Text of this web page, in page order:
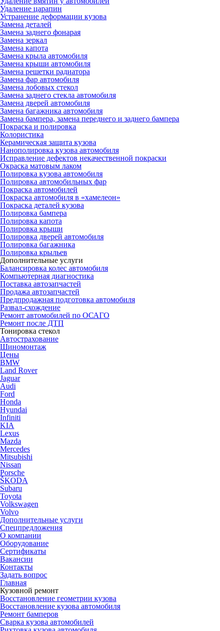
Удаление царапин
Устранение деформации кузова
Замена деталей
Замена заднего фонарая
Замена зеркал
Замена капота
Замена крыла автомобиля
Замена крыши автомобиля
Замена решетки радиатора
Замена фар автомобиля
Замена лобовых стекол
Замена заднего стекла автомобиля
Замена дверей автомобиля
Замена багажника автомобиля
Замена бампера, замена переднего и заднего бампера
Покраска и полировка
Колористика
Керамическая защита кузова
Нанополировка кузова автомобиля
Исправление дефектов некачественной покраски
Окраска матовым лаком
Полировка кузова автомобиля
Полировка автомобильных фар
Покраска автомобилей
Покраска автомобиля в «хамелеон»
Покраска деталей кузова
Полировка бампера
Полировка капота
Полировка крыши
Полировка дверей автомобиля
Полировка багажника
Полировка крыльев
Дополнительные услуги
Балансировка колес автомобиля
Компьютерная диагностика
Поставка автозапчастей
Продажа автозапчастей
Предпродажная подготовка автомобиля
Развал-схождение
Ремонт автомобилей по ОСАГО
Ремонт после ДТП
Тонировка стекол
Автострахование
Шиномонтаж
Цены
BMW
Land Rover
Jaguar
Audi
Ford
Honda
Hyundai
Infiniti
KIA
Lexus
Mazda
Mercedes
Mitsubishi
Nissan
Porsche
ŠKODA
Subaru
Toyota
Volkswagen
Volvo
Дополнительные услуги
Спецпредложения
О компании
Оборудование
Сертификаты
Вакансии
Контакты
Задать вопрос
Главная
Кузовной ремонт
Восстановление геометрии кузова
Восстановление кузова автомобиля
Ремонт бамперов
Сварка кузова автомобилей